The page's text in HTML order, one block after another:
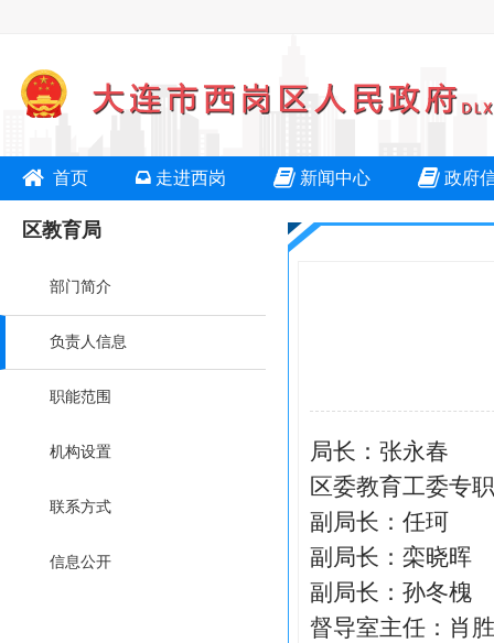
首页 走进西岗 新闻中心 政府
区教育局
部门简介
负责人信息
职能范围
机构设置
联系方式
信息公开
局长：张永春
区委教育工委专
副局长：任珂
副局长：栾晓晖
副局长：孙冬槐
督导室主任：肖胜